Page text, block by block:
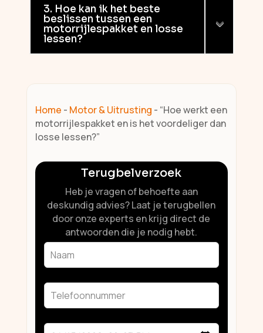
3. Hoe kan ik het beste
beslissen tussen een
motorrijlespakket en losse
lessen?
Home - Motor & Uitrusting - “Hoe werkt een
motorrijlespakket en is het voordeliger dan
losse lessen?”
Terugbelverzoek
Heb je vragen of behoefte aan
deskundig advies? Laat je terugbellen
door onze experts en krijg direct de
antwoorden die je nodig hebt.
Leave
this
field
blank